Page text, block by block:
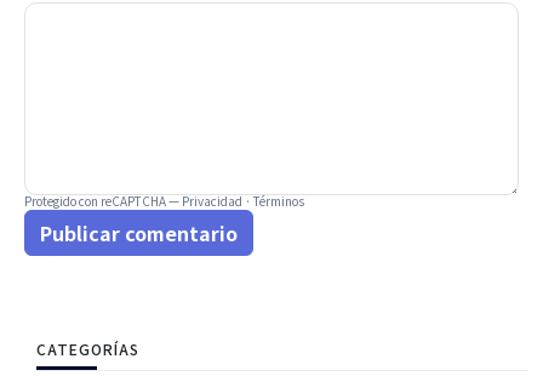
Protegido con reCAPTCHA —Privacidad·Términos
Publicar comentario
CATEGORÍAS